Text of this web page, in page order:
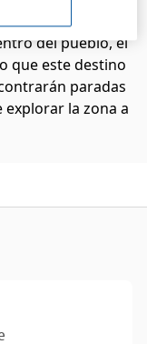
en
del pueblo, el
que este destino
paradas
la zona a